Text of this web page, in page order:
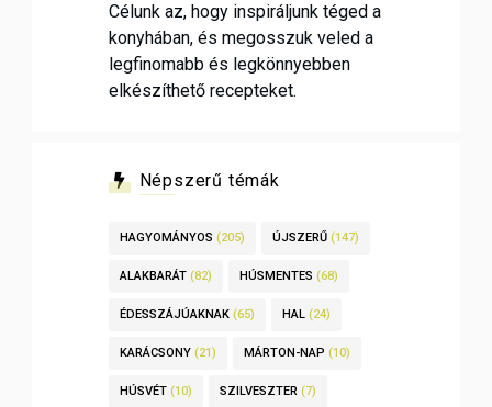
Célunk az, hogy inspiráljunk téged a
konyhában, és megosszuk veled a
legfinomabb és legkönnyebben
elkészíthető recepteket.
Népszerű témák
HAGYOMÁNYOS (205) ÚJSZERŰ (147)
ALAKBARÁT (82) HÚSMENTES (68)
ÉDESSZÁJÚAKNAK (65) HAL (24)
KARÁCSONY (21) MÁRTON-NAP (10)
HÚSVÉT (10) SZILVESZTER (7)